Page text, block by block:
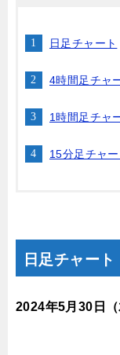
日足チャート
4時間足チャ
1時間足チャ
15分足チャー
日足チャート
2024年5月30日